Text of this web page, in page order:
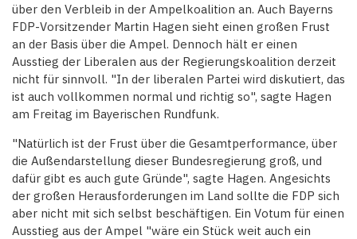
über den Verbleib in der Ampelkoalition an. Auch Bayerns
FDP-Vorsitzender Martin Hagen sieht einen großen Frust
an der Basis über die Ampel. Dennoch hält er einen
Ausstieg der Liberalen aus der Regierungskoalition derzeit
nicht für sinnvoll. "In der liberalen Partei wird diskutiert, das
ist auch vollkommen normal und richtig so", sagte Hagen
am Freitag im Bayerischen Rundfunk.
"Natürlich ist der Frust über die Gesamtperformance, über
die Außendarstellung dieser Bundesregierung groß, und
dafür gibt es auch gute Gründe", sagte Hagen. Angesichts
der großen Herausforderungen im Land sollte die FDP sich
aber nicht mit sich selbst beschäftigen. Ein Votum für einen
Ausstieg aus der Ampel "wäre ein Stück weit auch ein